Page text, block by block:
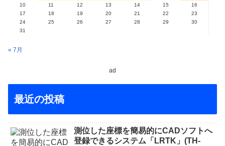
10
11 12 13 14 15
16
17
18 19 20 21 22
23
24
25 26 27 28 29
30
31
« 7月
ad
最近の投稿
測位した座標を簡易的にCADソフトへ
登録できるシステム「LRTK」(TH-